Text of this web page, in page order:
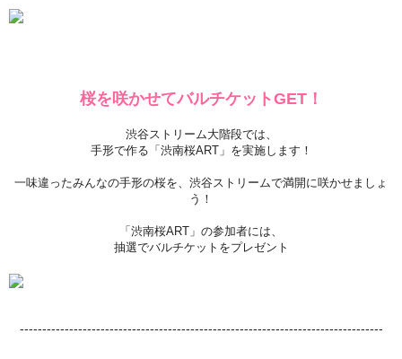
桜を咲かせてバルチケットGET！
渋谷ストリーム大階段では、
手形で作る「渋南桜ART」を実施します！
一味違ったみんなの手形の桜を、渋谷ストリームで満開に咲かせましょ
う！
「渋南桜ART」の参加者には、
抽選でバルチケットをプレゼント
---------------------------------------------------------------------------------